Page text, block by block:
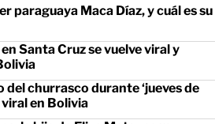
paraguaya Maca Díaz, y cuál es su
Santa Cruz se vuelve viral y
del churrasco durante ‘jueves de
en Bolivia